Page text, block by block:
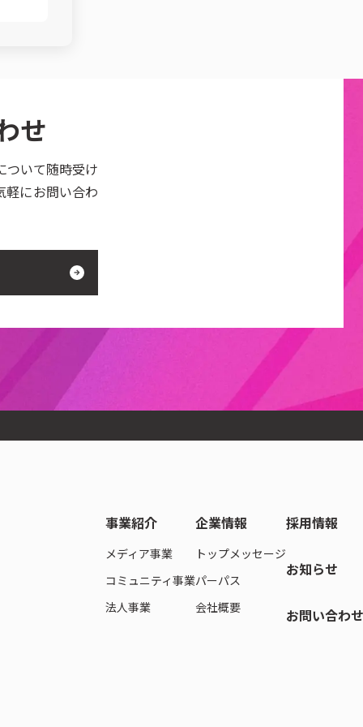
せ
ついて随時受け
軽にお問い合わ
」の協議員を務めています。
内有数の生成AIプラットフォームとして活動しています。
事業紹介
メディア事業
コミュニティ事業
法人事業
企業情報
トップメッセージ
パーパス
会社概要
採用情報
お知らせ
お問い合わせ